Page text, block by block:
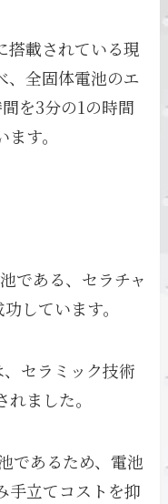
搭載されている現
、全固体電池のエ
を3分の1の時間
す。
である、セラチャ
しています。
セラミック技術
ました。
であるため、電池
手立てコストを抑